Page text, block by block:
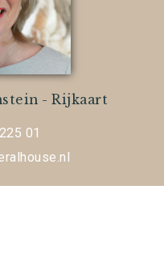
- Rijkaart
01